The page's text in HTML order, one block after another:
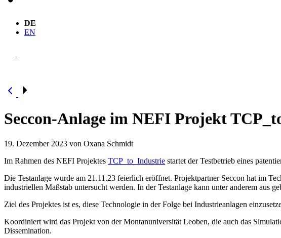
DE
EN
Seccon-Anlage im NEFI Projekt
19. Dezember 2023 von Oxana Schmidt
Im Rahmen des NEFI Projektes TCP_to_Industrie startet der Testbetrieb eines
Die Testanlage wurde am 21.11.23 feierlich eröffnet. Projektpartner Seccon hat im
industriellen Maßstab untersucht werden. In der Testanlage kann unter anderem
Ziel des Projektes ist es, diese Technologie in der Folge bei Industrieanlagen
Koordiniert wird das Projekt von der Montanuniversität Leoben, die auch das
Dissemination.